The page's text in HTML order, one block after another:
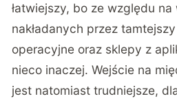
łatwiejszy, bo ze względu
nakładanych przez
operacyjne oraz sklepy z
nieco inaczej. Wejście na
jest natomiast trudniejsze,